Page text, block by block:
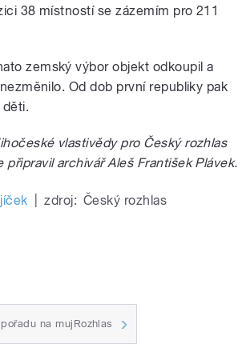
38 místností se zázemím pro 211
zemský výbor objekt odkoupil a
Od dob první republiky pak
vlastivědy pro Český rozhlas
připravil archivář Aleš František Plávek.
zdroj: Český rozhlas
na mujRozhlas